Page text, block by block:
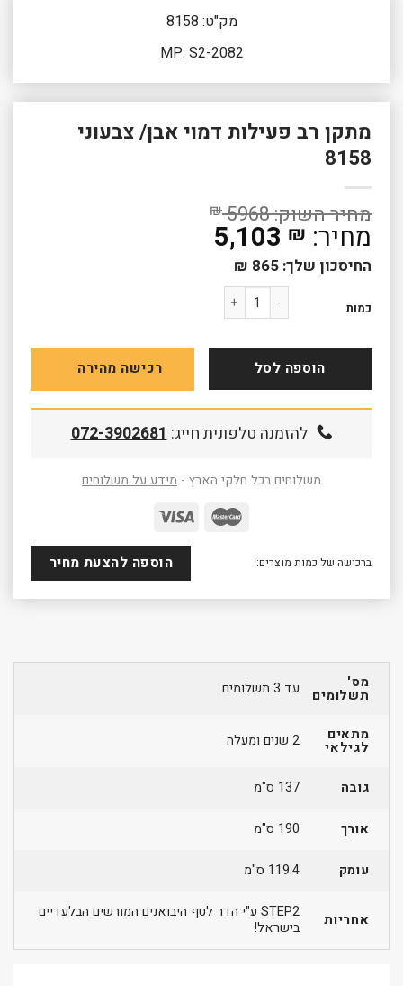
מק"ט: 8158
MP: S2-2082
מתקן רב פעילות דמוי אבן/ צבעוני
8158
5968
₪
5,103 ₪
החיסכון שלך: ₪
כמות
כמות של מתקן רב פעילות דמוי אבן/ צבעוני 8158
הוספה לסל רכישה מהירה
להזמנה טלפונית חייג:072-3902681
משלוחים בכל חלקי הארץ - מידע על משלוחים
ברכישה של כמות מוצרים: הוספה להצעת מחיר
מס'
תשלומים עד 3 תשלומים
מתאים
לגילאי 2 שנים ומעלה
גובה 137 ס"מ
אורך 190 ס"מ
עומק 119.4 ס"מ
אחריות
STEP2 ע"י הדר לטף היבואנים המורשים הבלעדיים
בישראל!